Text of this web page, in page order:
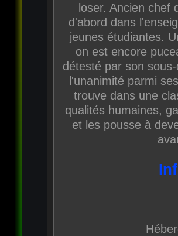
loser. Ancien chef
d'abord dans
jeunes étudiantes.
on est encore
détesté par son
l'unanimité parmi
trouve dans une
qualités humaines,
et les pousse à